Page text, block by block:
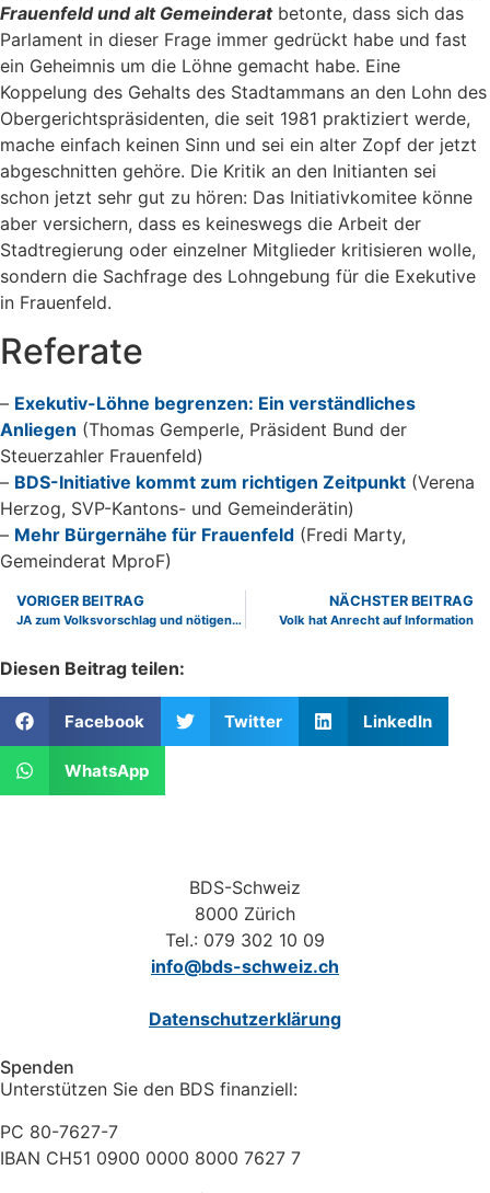
Frauenfeld und alt Gemeinderatbetonte, dass sich das
Parlament in dieser Frage immer gedrückt habe und fast
ein Geheimnis um die Löhne gemacht habe. Eine
Koppelung des Gehalts des Stadtammans an den Lohn des
Obergerichtspräsidenten, die seit 1981 praktiziert werde,
mache einfach keinen Sinn und sei ein alter Zopf der jetzt
abgeschnitten gehöre. Die Kritik an den Initianten sei
schon jetzt sehr gut zu hören: Das Initiativkomitee könne
aber versichern, dass es keineswegs die Arbeit der
Stadtregierung oder einzelner Mitglieder kritisieren wolle,
sondern die Sachfrage des Lohngebung für die Exekutive
in Frauenfeld.
Referate
– Exekutiv-Löhne begrenzen: Ein verständliches
Anliegen (Thomas Gemperle, Präsident Bund der
Steuerzahler Frauenfeld)
– BDS-Initiative kommt zum richtigen Zeitpunkt (Verena
Herzog, SVP-Kantons- und Gemeinderätin)
– Mehr Bürgernähe für Frauenfeld (Fredi Marty,
Gemeinderat MproF)
VORIGER BEITRAG
JA zum Volksvorschlag und nötigenfalls Lancierung einer neuen Steuersenkungsinitiative
NÄCHSTER BEITRAG
Volk hat Anrecht auf Information
Diesen Beitrag teilen:
Facebook Twitter LinkedIn
WhatsApp
BDS-Schweiz
8000 Zürich
Tel.: 079 302 10 09
info@bds-schweiz.ch
Datenschutzerklärung
Spenden
Unterstützen Sie den BDS finanziell:
PC 80-7627-7
IBAN CH51 0900 0000 8000 7627 7